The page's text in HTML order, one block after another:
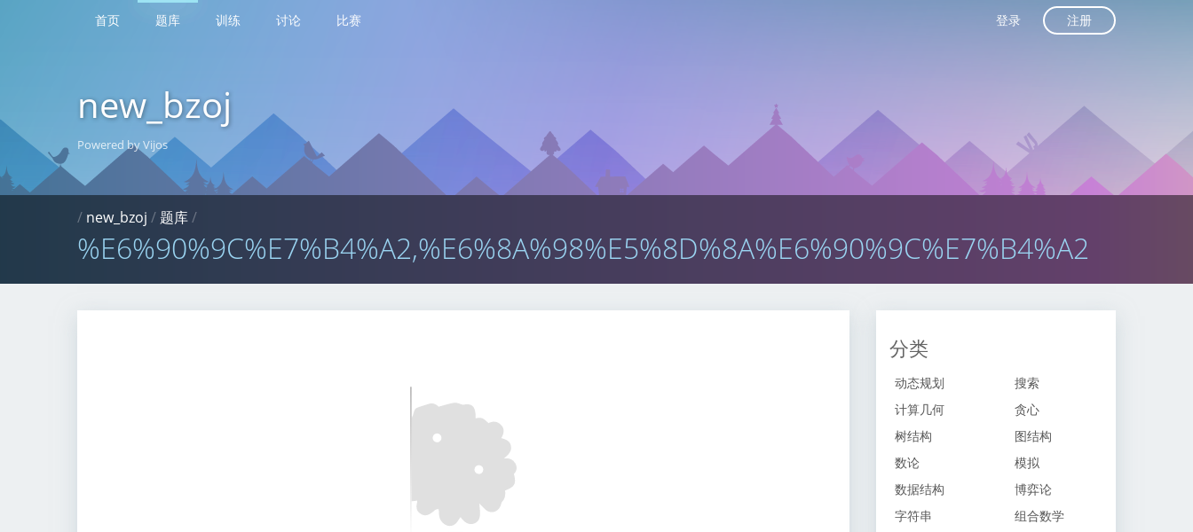
首页 题库 训练 讨论 比赛 登录 注册
new_bzoj
Powered by Vijos
/ new_bzoj /题库/
%E6%90%9C%E7%B4%A2,%E6%8A%98%E5%8D%8A%E6%90%9C%E7%B4%A2
分类
动态规划
搜索
计算几何
贪心
树结构
图结构
数论
模拟
数据结构
博弈论
字符串
组合数学